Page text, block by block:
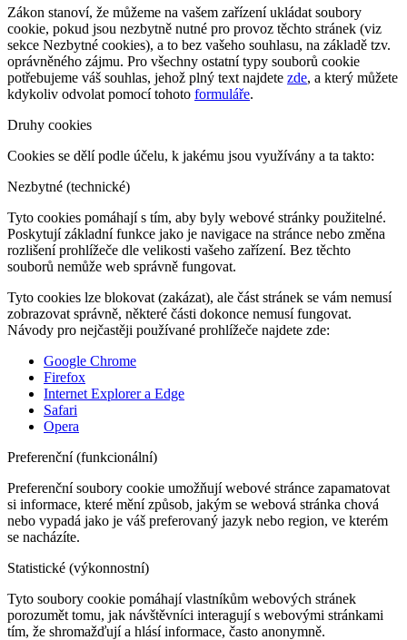
Zákon stanoví, že můžeme na vašem zařízení ukládat soubory
cookie, pokud jsou nezbytně nutné pro provoz těchto stránek (viz
sekce Nezbytné cookies), a to bez vašeho souhlasu, na základě tzv.
oprávněného zájmu. Pro všechny ostatní typy souborů cookie
potřebujeme váš souhlas, jehož plný text najdete zde, a který můžete
kdykoliv odvolat pomocí tohoto formuláře.
Druhy cookies
Cookies se dělí podle účelu, k jakému jsou využívány a ta takto:
Nezbytné (technické)
Tyto cookies pomáhají s tím, aby byly webové stránky použitelné.
Poskytují základní funkce jako je navigace na stránce nebo změna
rozlišení prohlížeče dle velikosti vašeho zařízení. Bez těchto
souborů nemůže web správně fungovat.
Tyto cookies lze blokovat (zakázat), ale část stránek se vám nemusí
zobrazovat správně, některé části dokonce nemusí fungovat.
Návody pro nejčastěji používané prohlížeče najdete zde:
Google Chrome
Firefox
Internet Explorer a Edge
Safari
Opera
Preferenční (funkcionální)
Preferenční soubory cookie umožňují webové stránce zapamatovat
si informace, které mění způsob, jakým se webová stránka chová
nebo vypadá jako je váš preferovaný jazyk nebo region, ve kterém
se nacházíte.
Statistické (výkonnostní)
Tyto soubory cookie pomáhají vlastníkům webových stránek
porozumět tomu, jak návštěvníci interagují s webovými stránkami
tím, že shromažďují a hlásí informace, často anonymně.